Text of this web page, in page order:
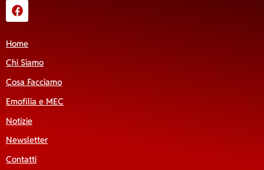
Home
Chi Siamo
Cosa Facciamo
Emofilia e MEC
Notizie
Newsletter
Contatti